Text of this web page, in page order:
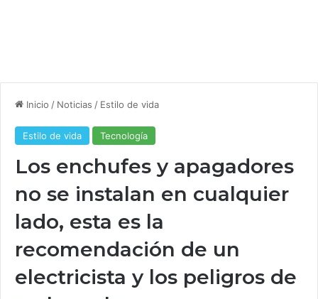
Inicio / Noticias / Estilo de vida
Estilo de vida Tecnología
Los enchufes y apagadores
no se instalan en cualquier
lado, esta es la
recomendación de un
electricista y los peligros de